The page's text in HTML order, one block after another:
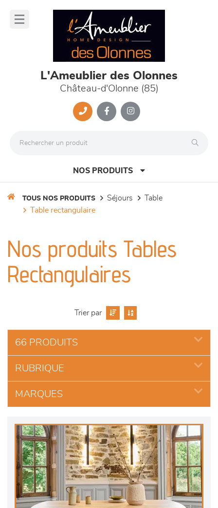
L'Ameublier des Olonnes
Château-d'Olonne (85)
NOS PRODUITS
séjours
meubles de complément
literie
décoration
TOUS NOS PRODUITS séjours
table
table rectangulaire
Nos produits Tables
Rectangulaires
Trier par
66 PRODUITS
RUBRIQUE
MARQUES